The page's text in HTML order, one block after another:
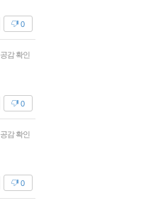
0
공감 확인
0
공감 확인
0